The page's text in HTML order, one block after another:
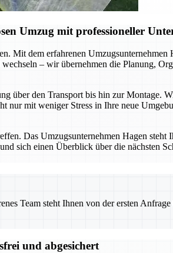
Umzug mit professioneller
dem erfahrenen
– wir übernehmen die Planung,
über den Transport bis hin zur Montage.
nur mit weniger Stress in Ihre neue
Das Umzugsunternehmen Hagen
sich einen Überblick über die nächsten
Team steht Ihnen von der ersten
und abgesichert